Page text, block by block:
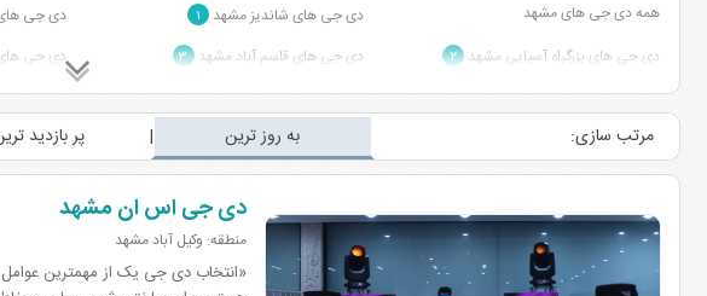
همه دی جی های مشهد دی جی های شاندیز مشهد ۱ دی جی های
دی جی های بزرگراه آسیایی مشهد ۲ دی جی های قاسم آباد مشهد ۳ دی جی های
دی جی های بلوار خیام مشهد ۱ دی جی های بلوار پیروزی مشهد ۳ دی جی های
دی جی های سناباد مشهد دی جی های بلوار امام رضا مشهد دی جی مرتب سازی: به روز ترین پر بازدید
دی جی اس ان مشهد
منطقه: وکیل آباد مشهد
«انتخاب دی جی یک از مهمترین